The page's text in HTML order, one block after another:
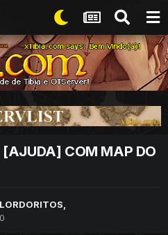
COM MAP DO
LORDORITOS